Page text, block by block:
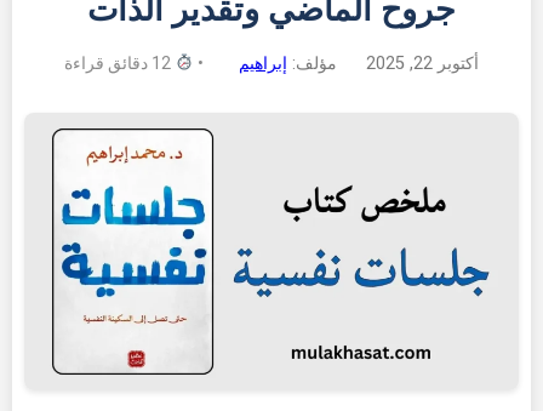
جروح الماضي وتقدير الذات
أكتوبر 22, 2025 مؤلف: إبراهيم •